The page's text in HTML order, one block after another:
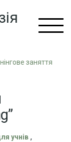
заняття
учнів ,